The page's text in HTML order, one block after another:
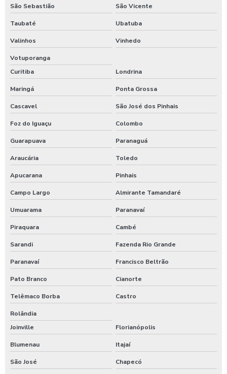
São Sebastião São Vicente
Taubaté Ubatuba
Valinhos Vinhedo
Votuporanga
Curitiba
Londrina
Maringá Ponta Grossa
Cascavel São José dos Pinhais
Foz do Iguaçu Colombo
Guarapuava Paranaguá
Araucária Toledo
Apucarana Pinhais
Campo Largo Almirante Tamandaré
Umuarama Paranavaí
Piraquara Cambé
Sarandi Fazenda Rio Grande
Paranavaí Francisco Beltrão
Pato Branco Cianorte
Telêmaco Borba Castro
Rolândia
Joinville
Florianópolis
Blumenau Itajaí
São José Chapecó